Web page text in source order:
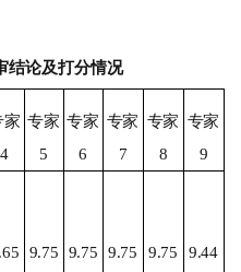
结论及打分情况
家
4
专家
5
专家
6
专家
7
专家
8
专家
9
9.75 9.75 9.75 9.75 9.44